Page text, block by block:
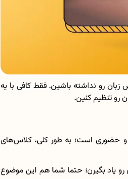
رو نداشته باشین. فقط کافی با یه
رو تنظیم کنین.
و حضوری است؛ به طور کلی، کلاس‌های
رو یاد بگیرن؛ حتما شما هم این موضوع